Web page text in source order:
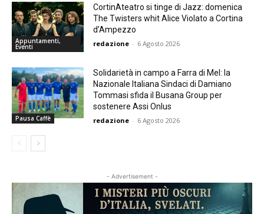
Appuntamenti,
Eventi
CortinAteatro si tinge di Jazz: domenica
The Twisters whit Alice Violato a Cortina
d’Ampezzo
redazione - 6 Agosto 2026
Pausa Caffè
Solidarietà in campo a Farra di Mel: la
Nazionale Italiana Sindaci di Damiano
Tommasi sfida il Busana Group per
sostenere Assi Onlus
redazione - 6 Agosto 2026
- Advertisement -